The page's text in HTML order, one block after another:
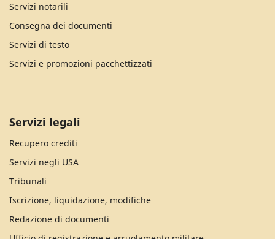
Servizi notarili
Consegna dei documenti
Servizi di testo
Servizi e promozioni pacchettizzati
Servizi legali
Recupero crediti
Servizi negli USA
Tribunali
Iscrizione, liquidazione, modifiche
Redazione di documenti